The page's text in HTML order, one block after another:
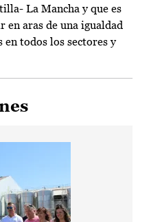
La Mancha y que es
en aras de una igualdad
todos los sectores y